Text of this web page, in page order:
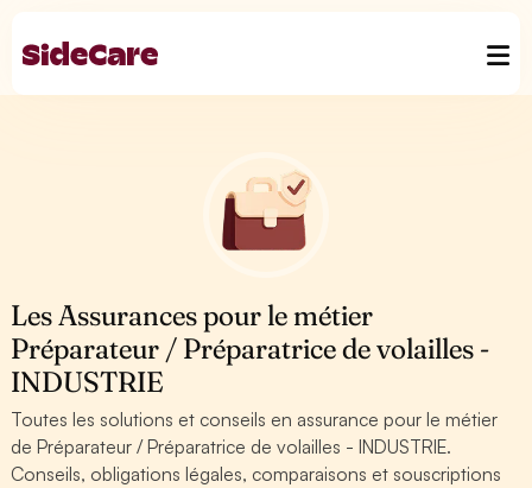
Les Assurances pour le métier
Préparateur / Préparatrice de volailles -
INDUSTRIE
Toutes les solutions et conseils en assurance pour le métier
de Préparateur / Préparatrice de volailles - INDUSTRIE.
Conseils, obligations légales, comparaisons et souscriptions